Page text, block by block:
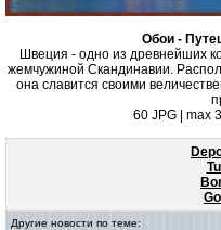
Обои -
Швеция - одно из древнейших
жемчужиной Скандинавии.
она славится своими
60 JPG | max
Другие новости по теме: